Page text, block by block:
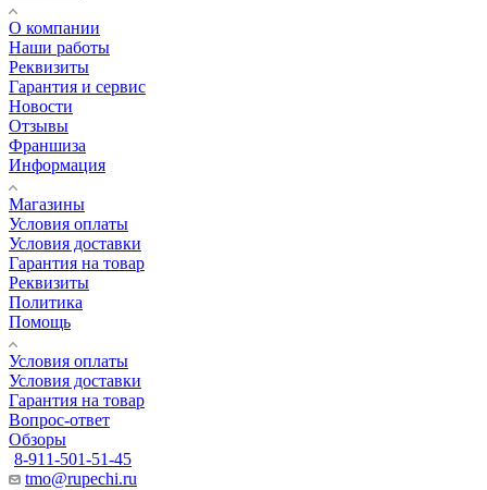
О компании
Наши работы
Реквизиты
Гарантия и сервис
Новости
Отзывы
Франшиза
Информация
Магазины
Условия оплаты
Условия доставки
Гарантия на товар
Реквизиты
Политика
Помощь
Условия оплаты
Условия доставки
Гарантия на товар
Вопрос-ответ
Обзоры
8-911-501-51-45
tmo@rupechi.ru